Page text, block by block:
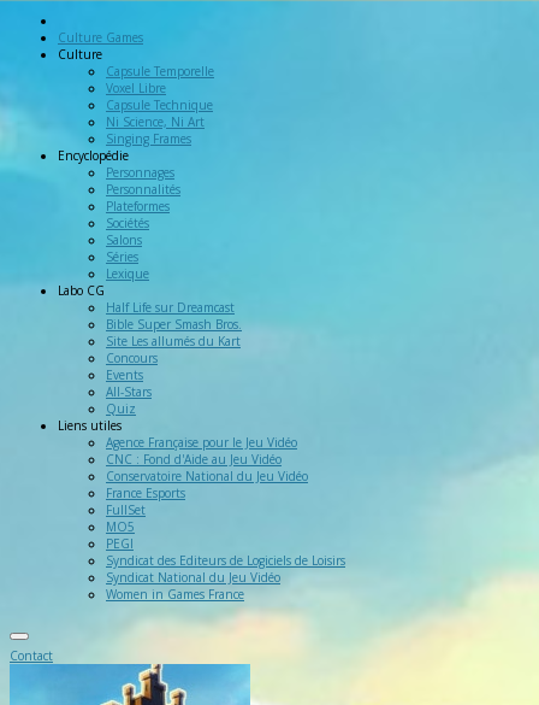
Culture Games
Culture
Capsule Temporelle
Voxel Libre
Capsule Technique
Ni Science, Ni Art
Singing Frames
Encyclopédie
Personnages
Personnalités
Plateformes
Sociétés
Salons
Séries
Lexique
Labo CG
Half Life sur Dreamcast
Bible Super Smash Bros.
Site Les allumés du Kart
Concours
Events
All-Stars
Quiz
Liens utiles
Agence Française pour le Jeu Vidéo
CNC : Fond d'Aide au Jeu Vidéo
Conservatoire National du Jeu Vidéo
France Esports
FullSet
MO5
PEGI
Syndicat des Editeurs de Logiciels de Loisirs
Syndicat National du Jeu Vidéo
Women in Games France
Contact